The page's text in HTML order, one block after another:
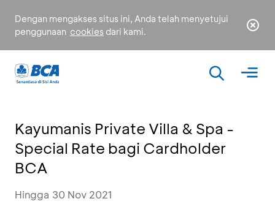
Dengan mengakses situs ini, Anda telah menyetujui
penggunaan cookies dari kami.
Kayumanis Private Villa & Spa -
Special Rate bagi Cardholder
BCA
Hingga 30 Nov 2021